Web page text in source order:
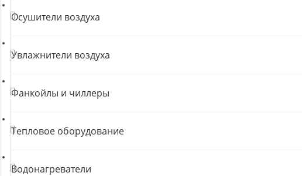
Осушители воздуха
Увлажнители воздуха
Фанкойлы и чиллеры
Тепловое оборудование
Водонагреватели